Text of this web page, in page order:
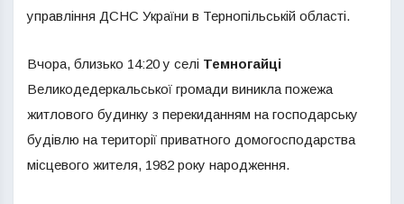
управління ДСНС України в Тернопільській області.
Вчора, близько 14:20 у селі Темногайці
Великодедеркальської громади виникла пожежа
житлового будинку з перекиданням на господарську
будівлю на території приватного домогосподарства
місцевого жителя, 1982 року народження.